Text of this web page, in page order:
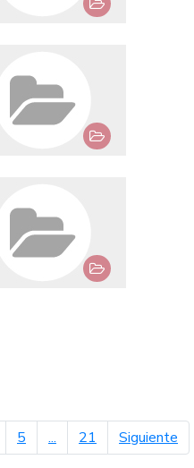
5 ... 21 Siguiente